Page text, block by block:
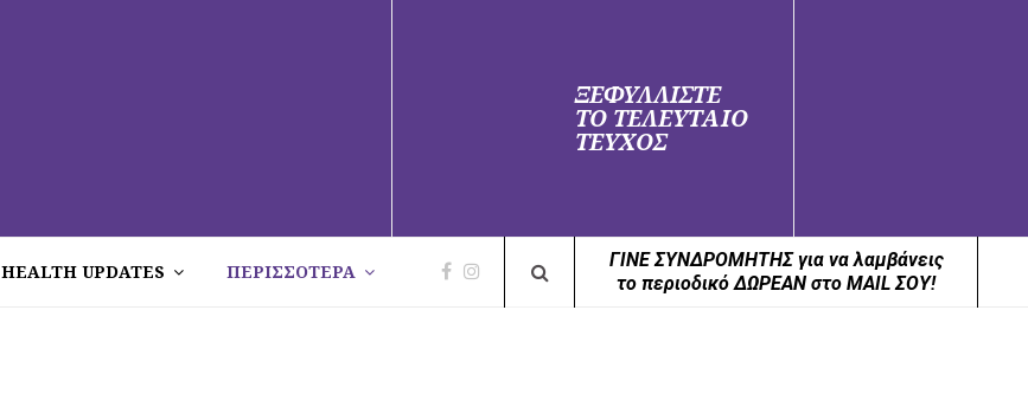
ΞΕΦΥΛΛΙΣΤΕ
ΤΟ ΤΕΛΕΥΤΑΙΟ
ΤΕΥΧΟΣ
HEALTH UPDATES ΠΕΡΙΣΣΟΤΕΡΑ
ΓΙΝΕ ΣΥΝΔΡΟΜΗΤΗΣ για να λαμβάνεις
το περιοδικό ΔΩΡΕΑΝ στο MAIL ΣΟΥ!